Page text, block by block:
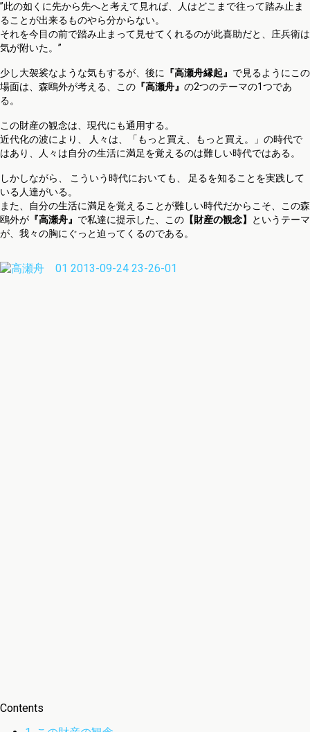
”此の如くに先から先へと考えて見れば、人はどこまで往って踏み止ま
ることが出来るものやら分からない。
それを今目の前で踏み止まって見せてくれるのが此喜助だと、庄兵衛は
気が附いた。”
少し大袈裟なような気もするが、後に 『高瀬舟縁起』 で見るようにこの
場面は、森鴎外が考える、この 『高瀬舟』 の2つのテーマの1つであ
る。
この財産の観念は、現代にも通用する。
近代化の波により、 人々は、「もっと買え、もっと買え。」の時代で
はあり、人々は自分の生活に満足を覚えるのは難しい時代ではある。
しかしながら、 こういう時代においても、 足るを知ることを実践して
いる人達がいる。
また、自分の生活に満足を覚えることが難しい時代だからこそ、この森
鴎外が 『高瀬舟』 で私達に提示した、この 【財産の観念】
というテーマ
が、我々の胸にぐっと迫ってくるのである。
Contents